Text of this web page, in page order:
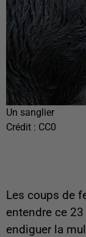
Un sanglier
Crédit : CC0
Les coups de
entendre ce
endiguer la